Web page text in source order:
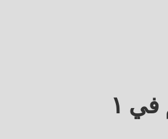
تفقد ٧٠٠جمس و ٧ سم في ١